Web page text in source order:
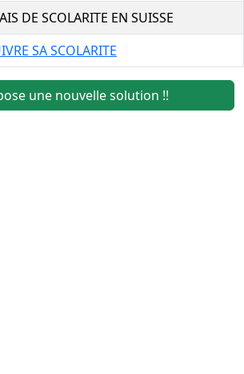
DE SCOLARITE EN SUISSE
SA SCOLARITE
une nouvelle solution !!